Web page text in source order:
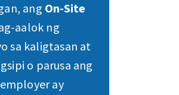
ang On-Site
aalok ng
sa kaligtasan at
o parusa ang
ay